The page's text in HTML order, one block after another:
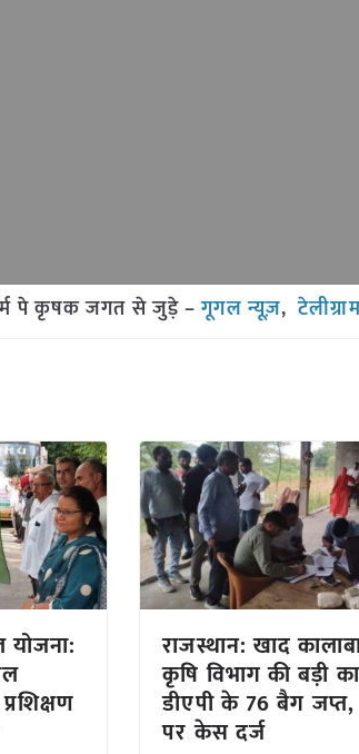
पे कृषक जगत से जुड़े –गूगल न्यूज़,
राजस्थान: खाद
कृषि विभाग की बड़ी
डीएपी के 76 बैग
पर केस दर्ज